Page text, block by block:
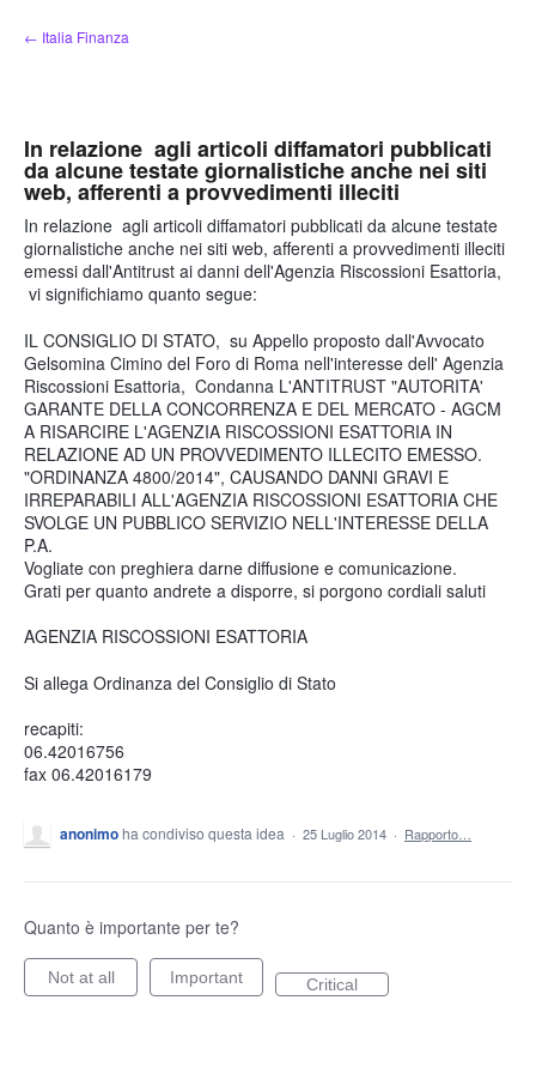
Salta
al
← Italia Finanza
In relazione agli articoli diffamatori pubblicati
da alcune testate giornalistiche anche nei siti
web, afferenti a provvedimenti illeciti
In relazione agli articoli diffamatori pubblicati da alcune testate
giornalistiche anche nei siti web, afferenti a provvedimenti illeciti
emessi dall'Antitrust ai danni dell'Agenzia Riscossioni Esattoria,
vi significhiamo quanto segue:
IL CONSIGLIO DI STATO, su Appello proposto dall'Avvocato
Gelsomina Cimino del Foro di Roma nell'interesse dell' Agenzia
Riscossioni Esattoria, Condanna L'ANTITRUST "AUTORITA'
GARANTE DELLA CONCORRENZA E DEL MERCATO - AGCM
A RISARCIRE L'AGENZIA RISCOSSIONI ESATTORIA IN
RELAZIONE AD UN PROVVEDIMENTO ILLECITO EMESSO.
"ORDINANZA 4800/2014", CAUSANDO DANNI GRAVI E
IRREPARABILI ALL'AGENZIA RISCOSSIONI ESATTORIA CHE
SVOLGE UN PUBBLICO SERVIZIO NELL'INTERESSE DELLA
P.A.
Vogliate con preghiera darne diffusione e comunicazione.
Grati per quanto andrete a disporre, si porgono cordiali saluti
AGENZIA RISCOSSIONI ESATTORIA
Si allega Ordinanza del Consiglio di Stato
recapiti:
06.42016756
fax 06.42016179
anonimoha condiviso questa idea · 25 Luglio 2014 · Rapporto…
Quanto è importante per te?
Not at all Important Critical